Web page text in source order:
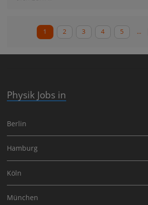
1 2 3 4 5 ...
Physik Jobs in
Berlin
Hamburg
Köln
München